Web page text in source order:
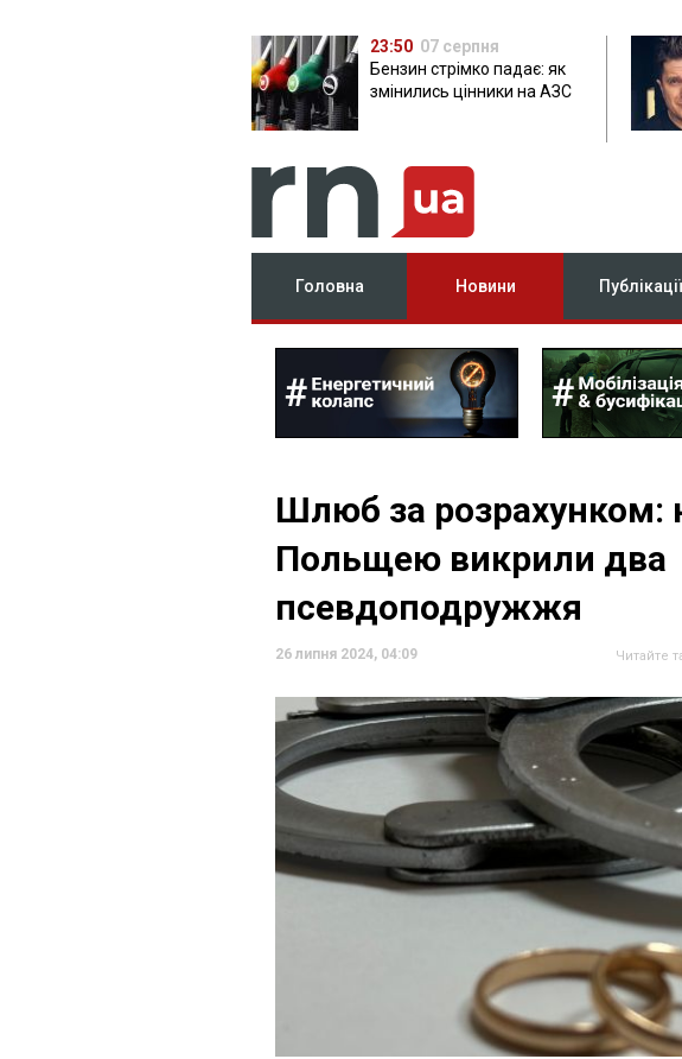
23:50 07 серпня
Бензин стрімко падає: як
змінились цінники на АЗС
Головна Новини
Шлюб за розрахунком:
Польщею викрили два
псевдоподружжя
26 липня 2024, 04:09 Читайте